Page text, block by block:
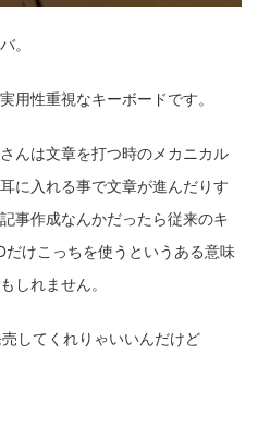
。
用性重視なキーボードです。
んは文章を打つ時のメカニカル
に入れる事で文章が進んだりす
事作成なんかだったら従来のキ
けこっちを使うというある意味
しれません。
してくれりゃいいんだけど